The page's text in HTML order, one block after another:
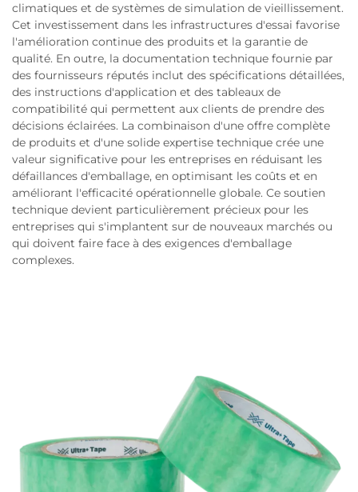
climatiques et de systèmes de simulation de vieillissement.
Cet investissement dans les infrastructures d'essai favorise
l'amélioration continue des produits et la garantie de
qualité. En outre, la documentation technique fournie par
des fournisseurs réputés inclut des spécifications détaillées,
des instructions d'application et des tableaux de
compatibilité qui permettent aux clients de prendre des
décisions éclairées. La combinaison d'une offre complète
de produits et d'une solide expertise technique crée une
valeur significative pour les entreprises en réduisant les
défaillances d'emballage, en optimisant les coûts et en
améliorant l'efficacité opérationnelle globale. Ce soutien
technique devient particulièrement précieux pour les
entreprises qui s'implantent sur de nouveaux marchés ou
qui doivent faire face à des exigences d'emballage
complexes.